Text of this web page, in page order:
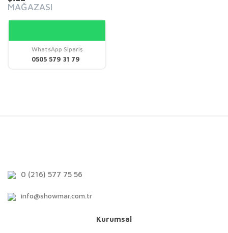
MAĞAZASI
WhatsApp Sipariş
0505 579 31 79
0 (216) 577 75 56
info@showmar.com.tr
Kurumsal